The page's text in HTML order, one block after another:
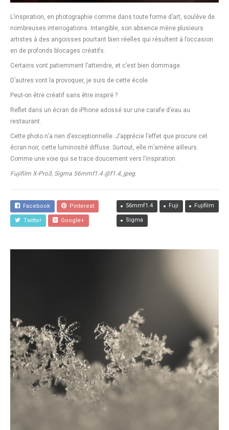
L’inspiration, en photographie comme dans toute forme d’art, soulève de
nombreuses interrogations. Intangible, son absence mène plusieurs
artistes à des angoisses pourtant bien réelles qui résultent à l’occasion
en de profonds blocages créatifs.
Certains vont patiemment l’attendre, et c’est bien dommage.
D’autres vont la provoquer, je suis de cette école.
Peut-on être créatif sans être inspiré ?
Reflet dans un écran de iPhone adossé sur une carafe d’eau au
restaurant.
Cette photo n’a rien d’exceptionnelle. J’apprécie l’effet que procure cet
écran noir, cette luminosité diffuse. Surtout, elle m’amène ailleurs.
Comme une voie qui se trace doucement vers l’inspiration.
Fujifilm X-Pro3, Sigma 56mmf1.4 @f1.4, jpeg.
Facebook Pinterest
Twitter Google+
56mmf1.4 Fuji Fujifilm
Sigma